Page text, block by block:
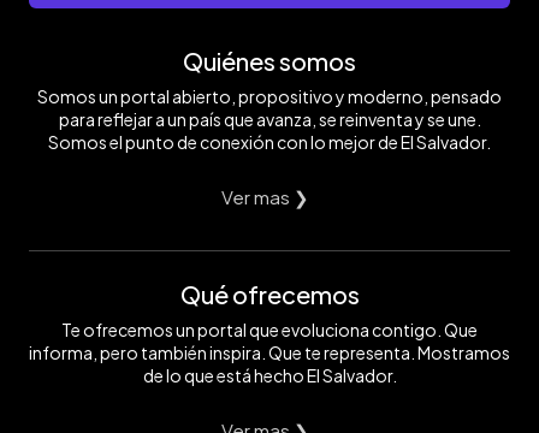
Quiénes somos
Somos un portal abierto, propositivo y moderno, pensado
para reflejar a un país que avanza, se reinventa y se une.
Somos el punto de conexión con lo mejor de El Salvador.
Ver mas ❯
Qué ofrecemos
Te ofrecemos un portal que evoluciona contigo. Que
informa, pero también inspira. Que te representa. Mostramos
de lo que está hecho El Salvador.